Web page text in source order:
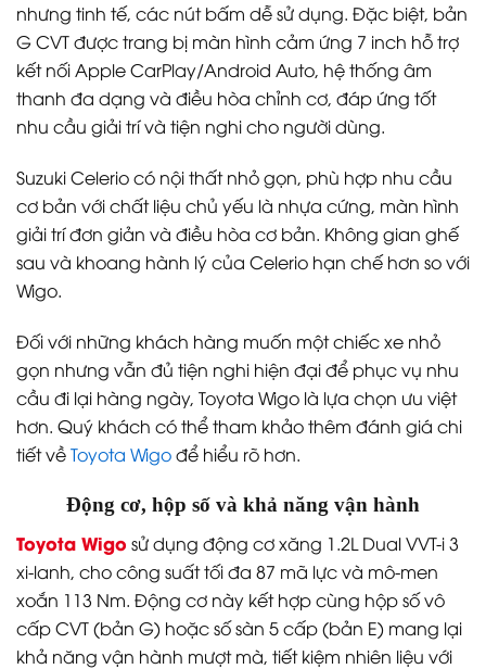
nhưng tinh tế, các nút bấm dễ sử dụng. Đặc biệt, bản
G CVT được trang bị màn hình cảm ứng 7 inch hỗ trợ
kết nối Apple CarPlay/Android Auto, hệ thống âm
thanh đa dạng và điều hòa chỉnh cơ, đáp ứng tốt
nhu cầu giải trí và tiện nghi cho người dùng.
Suzuki Celerio có nội thất nhỏ gọn, phù hợp nhu cầu
cơ bản với chất liệu chủ yếu là nhựa cứng, màn hình
giải trí đơn giản và điều hòa cơ bản. Không gian ghế
sau và khoang hành lý của Celerio hạn chế hơn so với
Wigo.
Đối với những khách hàng muốn một chiếc xe nhỏ
gọn nhưng vẫn đủ tiện nghi hiện đại để phục vụ nhu
cầu đi lại hàng ngày, Toyota Wigo là lựa chọn ưu việt
hơn. Quý khách có thể tham khảo thêm đánh giá chi
tiết vềToyota Wigođể hiểu rõ hơn.
Động cơ, hộp số và khả năng vận hành
Toyota Wigo sử dụng động cơ xăng 1.2L Dual VVT-i 3
xi-lanh, cho công suất tối đa 87 mã lực và mô-men
xoắn 113 Nm. Động cơ này kết hợp cùng hộp số vô
cấp CVT (bản G) hoặc số sàn 5 cấp (bản E) mang lại
khả năng vận hành mượt mà, tiết kiệm nhiên liệu với